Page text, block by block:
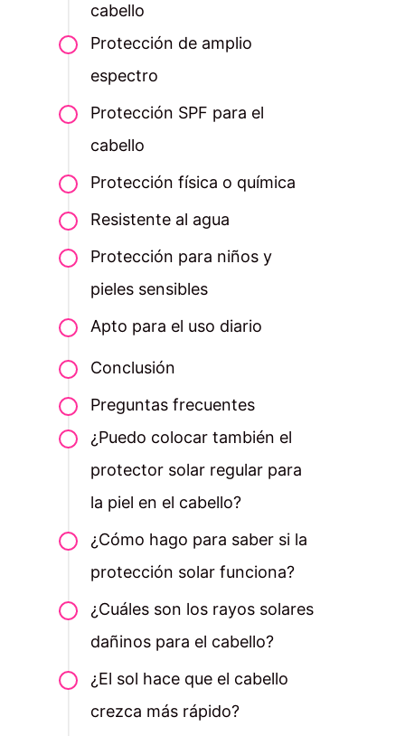
cabello
Protección de amplio
espectro
Protección SPF para el
cabello
Protección física o química
Resistente al agua
Protección para niños y
pieles sensibles
Apto para el uso diario
Conclusión
Preguntas frecuentes
¿Puedo colocar también el
protector solar regular para
la piel en el cabello?
¿Cómo hago para saber si la
protección solar funciona?
¿Cuáles son los rayos solares
dañinos para el cabello?
¿El sol hace que el cabello
crezca más rápido?